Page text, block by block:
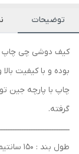
توضیحات
بوده و با کیفیت
چاپ با پارچه جین
گرفته.